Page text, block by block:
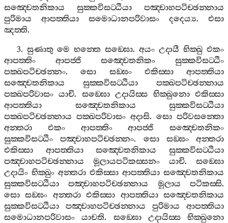
සඤ‍්චෙතනිකාය
සුක‍්කවිසට‍්ඨියා
පඤ‍්චාහපටිච‍්ඡන‍්නාය
පුරිමාය
ආපත‍්තියා සමොධානපරිවාසං දදෙය්‍ය. එසා
ඤත‍්ති.
3. සුණාතු මෙ භන‍්තෙ සඞ‍්ඝො.අයං උදායී භික‍්ඛු එකං
ආපත‍්තිං
ආපජ‍්ජි සඤ‍්චෙතනිකං
සුක‍්කවිසට‍්ඨිං
පක‍්ඛපටිච‍්ඡන‍්නං.සො සඞ‍්ඝං එකිස‍්සා
ආපත‍්තියා
සඤ‍්චෙතනිකාය
සුක‍්කවිසට‍්ඨියා
පක‍්ඛපටිච‍්ඡන‍්නාය
පක‍්ඛපරිවාසං යාචි. සඞ‍්ඝො උදායිස‍්ස භික‍්ඛුනො එකිස‍්සා
ආපත‍්තියා
සඤ‍්චෙතනිකාය
සුක‍්කවිසට‍්ඨියා
පක‍්ඛපටිච‍්ඡන‍්නාය පක‍්ඛපරිවාසං අදාසි. සො පරිවසන‍්තො
අන‍්තරා
එකං ආපත‍්තිං ආපජ‍්ජි
සඤ‍්චෙතනිකං
සුක‍්කවිසට‍්ඨිං
පඤ‍්චාහපටිච‍්ඡන‍්නං. සො සඞ‍්ඝං
අන‍්තරා
එකිස‍්සා
ආපත‍්තියා සඤ‍්චෙතනිකාය
සුක‍්කවිසට‍්ඨියා
පඤ‍්චාහපටිච‍්ඡන‍්නාය
මූලායපටිකස‍්සනං යාචි. සඞ‍්ඝො
උදායිං භික‍්ඛුං අන‍්තරා එකිස‍්සා ආපත‍්තියා සඤ‍්චෙතනිකාය
සුක‍්කවිසට‍්ඨියා
පඤ‍්චාහපටිච‍්ඡන‍්නාය මූලාය පටිකස‍්සි.
සො සඞ‍්ඝං අන‍්තරා එකිස‍්සා ආපත‍්තියා සඤ‍්චෙතනිකාය
සුක‍්කවිසට‍්ඨියා
පඤ‍්චාහපටිච‍්ඡන‍්නාය පුරිමාය
ආපත‍්තියා
සමොධානපරිවාසං
යාචති. සඞ‍්ඝො උදායිස‍්ස
භික‍්ඛුනො